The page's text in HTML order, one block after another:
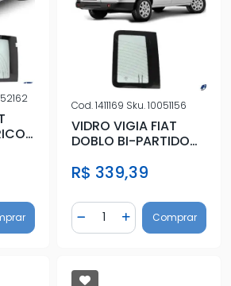
Cod.1411169 Sku.10051156
VIDRO VIGIA FIAT
DOBLO BI-PARTIDO
R$ 339,39
Diminuir Quantidade
Quantidade
AdicionarComprar